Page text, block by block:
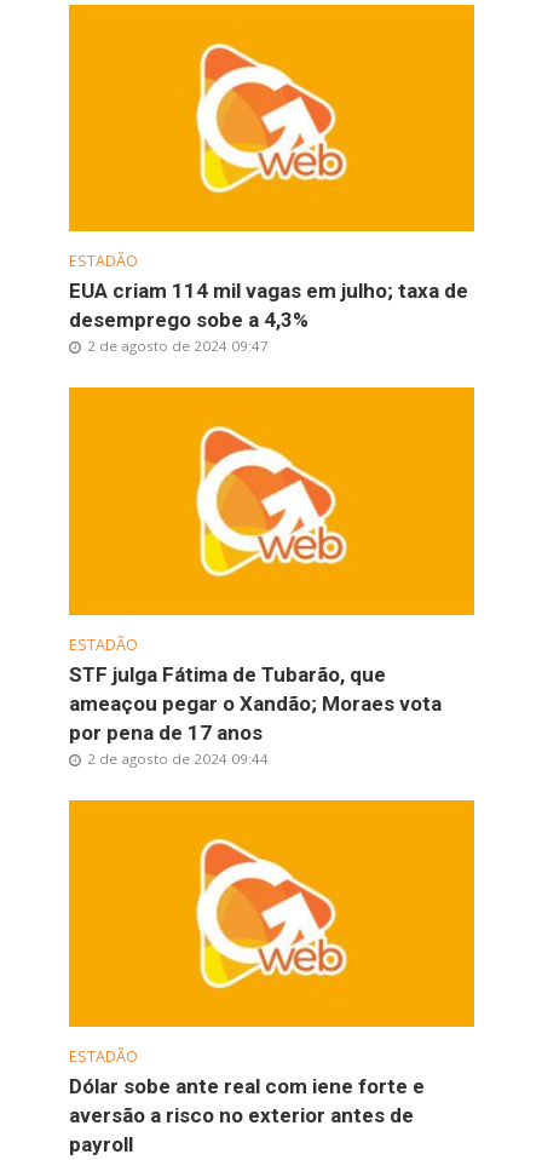
ESTADÃO
EUA criam 114 mil vagas em julho; taxa de
desemprego sobe a 4,3%
2 de agosto de 2024 09:47
ESTADÃO
STF julga Fátima de Tubarão, que
ameaçou pegar o Xandão; Moraes vota
por pena de 17 anos
2 de agosto de 2024 09:44
ESTADÃO
Dólar sobe ante real com iene forte e
aversão a risco no exterior antes de
payroll